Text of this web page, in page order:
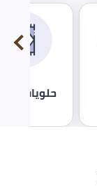
حلويات